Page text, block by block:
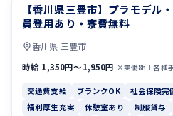
交通費支給 ブランクOK
【香川県三豊市】プラモデル
員登用あり・寮費無料
香川県 三豊市
時給 1,350円〜1,950円 ×実働8h＋各種
交通費支給 ブランクOK 社会保険完
福利厚生充実
休憩室あり 制服貸与